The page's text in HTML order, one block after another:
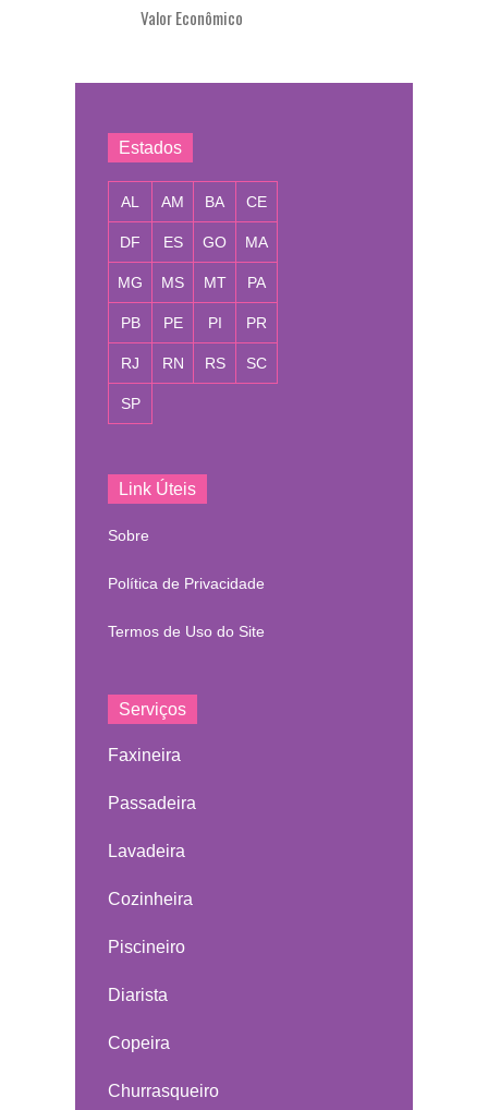
Valor Econômico
Estados
AL AM BA CE
DF ES GO MA
MG MS MT PA
PB PE PI PR
RJ RN RS SC
SP
Link Úteis
Sobre
Política de Privacidade
Termos de Uso do Site
Serviços
Faxineira
Passadeira
Lavadeira
Cozinheira
Piscineiro
Diarista
Copeira
Churrasqueiro